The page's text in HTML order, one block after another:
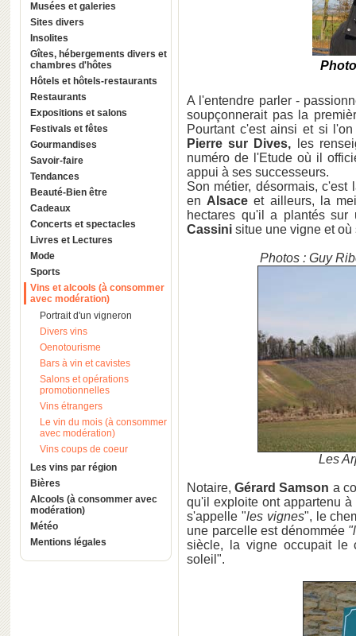
Musées et galeries
Sites divers
Insolites
Gîtes, hébergements divers et
chambres d'hôtes
Hôtels et hôtels-restaurants
Restaurants
Expositions et salons
Festivals et fêtes
Gourmandises
Savoir-faire
Tendances
Beauté-Bien être
Cadeaux
Concerts et spectacles
Livres et Lectures
Mode
Sports
Vins et alcools (à consommer
avec modération)
Portrait d'un vigneron
Divers vins
Oenotourisme
Bars à vin et cavistes
Salons et opérations
promotionnelles
Vins étrangers
Le vin du mois (à consommer
avec modération)
Vins coups de coeur
Les vins par région
Bières
Alcools (à consommer avec
modération)
Météo
Mentions légales
A l'entendre parler -
soupçonnerait pas la
Pourtant c'est ainsi et si
Pierre sur Dives, les
numéro de l'Etude où il
appui à ses successeurs.
Son métier, désormais,
en Alsace et ailleurs, la
hectares qu'il a plantés
Cassini situe une vigne et
Photos : Guy
Les
Notaire,Gérard Samson a
qu'il exploite ont appartenu
s'appelle "les vignes", le
une parcelle est dénommée
siècle, la vigne occupait le
soleil".